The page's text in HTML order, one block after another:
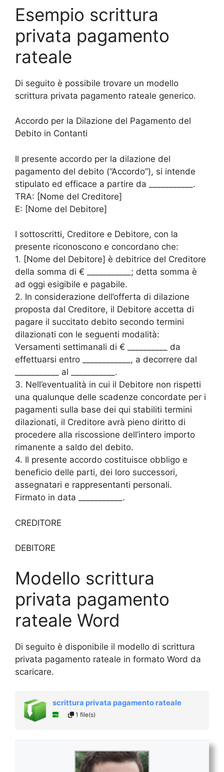
Esempio scrittura
privata pagamento
rateale
Di seguito è possibile trovare un modello
scrittura privata pagamento rateale generico.
Accordo per la Dilazione del Pagamento del
Debito in Contanti
Il presente accordo per la dilazione del
pagamento del debito (“Accordo”), si intende
stipulato ed efficace a partire da ___________.
TRA: [Nome del Creditore]
E: [Nome del Debitore]
I sottoscritti, Creditore e Debitore, con la
presente riconoscono e concordano che:
1. [Nome del Debitore] è debitrice del Creditore
della somma di € ___________; detta somma è
ad oggi esigibile e pagabile.
2. In considerazione dell’offerta di dilazione
proposta dal Creditore, il Debitore accetta di
pagare il succitato debito secondo termini
dilazionati con le seguenti modalità:
Versamenti settimanali di € __________ da
effettuarsi entro ____________, a decorrere dal
___________ al ___________.
3. Nell’eventualità in cui il Debitore non rispetti
una qualunque delle scadenze concordate per i
pagamenti sulla base dei qui stabiliti termini
dilazionati, il Creditore avrà pieno diritto di
procedere alla riscossione dell’intero importo
rimanente a saldo del debito.
4. Il presente accordo costituisce obbligo e
beneficio delle parti, dei loro successori,
assegnatari e rappresentanti personali.
Firmato in data ___________.
CREDITORE
DEBITORE
Modello scrittura
privata pagamento
rateale Word
Di seguito è disponibile il modello di scrittura
privata pagamento rateale in formato Word da
scaricare.
scrittura privata pagamento rateale
1 file(s)